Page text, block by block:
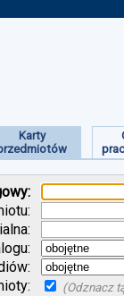
Karty
(Odznacz